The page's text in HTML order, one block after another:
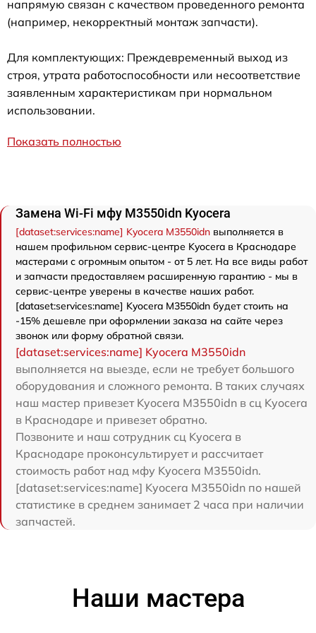
напрямую связан с качеством проведенного ремонта
(например, некорректный монтаж запчасти).
Для комплектующих: Преждевременный выход из
строя, утрата работоспособности или несоответствие
заявленным характеристикам при нормальном
использовании.
Показать полностью
Замена Wi-Fi мфу M3550idn Kyocera
[dataset:services:name] Kyocera M3550idn выполняется в
нашем профильном сервис-центре Kyocera в Краснодаре
мастерами с огромным опытом - от 5 лет. На все виды работ
и запчасти предоставляем расширенную гарантию - мы в
сервис-центре уверены в качестве наших работ.
[dataset:services:name] Kyocera M3550idn будет стоить на
-15% дешевле при оформлении заказа на сайте через
звонок или форму обратной связи.
[dataset:services:name] Kyocera M3550idn
выполняется на выезде, если не требует большого
оборудования и сложного ремонта. В таких случаях
наш мастер привезет Kyocera M3550idn в сц Kyocera
в Краснодаре и привезет обратно.
Позвоните и наш сотрудник сц Kyocera в
Краснодаре проконсультирует и рассчитает
стоимость работ над мфу Kyocera M3550idn.
[dataset:services:name] Kyocera M3550idn по нашей
статистике в среднем занимает 2 часа при наличии
запчастей.
Наши мастера